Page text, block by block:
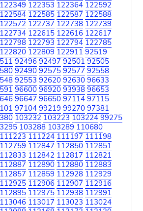
122349 122353 122364 122592
122584 122585 122587 122588
122572 122737 122738 122739
122734 122615 122616 122617
122798 122793 122794 122785
122820 122809 122911 92519
92496 92497 92501 92505
92490 92575 92577 92558
92553 92620 92630 96633
96600 96920 93938 96653
96647 96650 97114 97115
97104 99219 99270 97381
103232 103223 103224 99275
103288 103289 110680
111223 111224 111197 111198
112759 112847 112850 112851
112833 112842 112817 112821
112887 112890 112880 112883
112857 112859 112928 112929
112925 112906 112907 112916
112895 112975 112938 112991
113046 113017 113023 113024